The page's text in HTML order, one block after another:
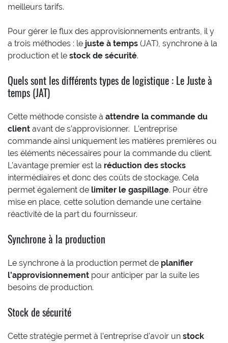
meilleurs tarifs.
Pour gérer le flux des approvisionnements entrants, il y
a trois méthodes : le juste à temps (JAT), synchrone à la
production et le stock de sécurité.
Quels sont les différents types de logistique : Le Juste à
temps (JAT)
Cette méthode consiste à attendre la commande du
client avant de s’approvisionner. L’entreprise
commande ainsi uniquement les matières premières ou
les éléments nécessaires pour la commande du client.
L’avantage premier est la réduction des stocks
intermédiaires et donc des coûts de stockage. Cela
permet également de limiter le gaspillage. Pour être
mise en place, cette solution demande une certaine
réactivité de la part du fournisseur.
Synchrone à la production
Le synchrone à la production permet de planifier
l’approvisionnement pour anticiper par la suite les
besoins de production.
Stock de sécurité
Cette stratégie permet à l’entreprise d’avoir un stock